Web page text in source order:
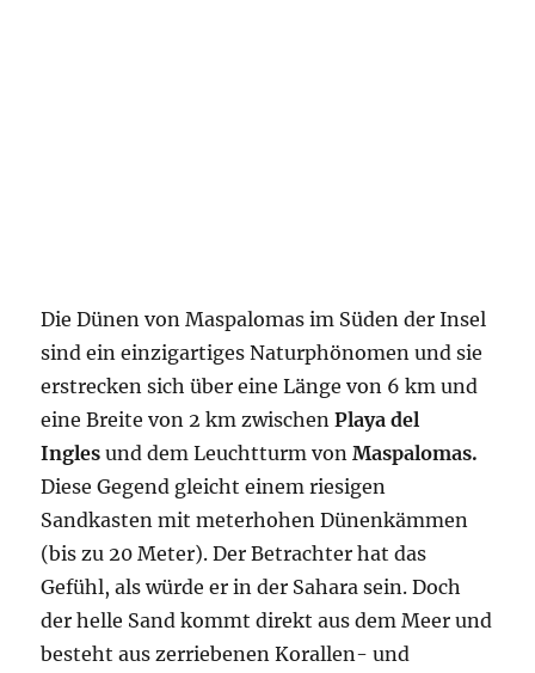
Die Dünen von Maspalomas im Süden der Insel
sind ein einzigartiges Naturphönomen und sie
erstrecken sich über eine Länge von 6 km und
eine Breite von 2 km zwischenPlaya del
Ingles und dem Leuchtturm vonMaspalomas.
Diese Gegend gleicht einem riesigen
Sandkasten mit meterhohen Dünenkämmen
(bis zu 20 Meter). Der Betrachter hat das
Gefühl, als würde er in der Sahara sein. Doch
der helle Sand kommt direkt aus dem Meer und
besteht aus zerriebenen Korallen- und